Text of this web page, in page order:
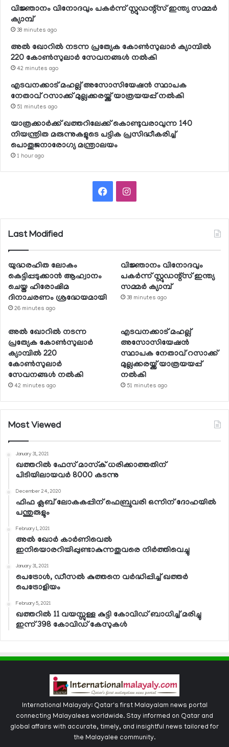
വിജ്ഞാനം വിനോദവും പകര്‍ന്ന് സ്റ്റുഡന്റ്‌സ് ഇന്ത്യ സമ്മര്‍
ക്യാമ്പ്
38 minutes ago
അല്‍ ഖോറില്‍ നടന്ന പ്രത്യേക കോണ്‍സുലാര്‍ ക്യാമ്പില്‍
220 കോണ്‍സുലാര്‍ സേവനങ്ങള്‍ നല്‍കി
42 minutes ago
എടവനക്കാട് മഹല്ല് അസോസിയേഷന്‍ സ്ഥാപക
നേതാവ് റസാക്ക് മുല്ലക്കരയ്ക്ക് യാത്രയയപ്പ് നല്‍കി
51 minutes ago
യാത്രക്കാര്‍ക്ക് ഖത്തറിലേക്ക് കൊണ്ടുവരാവുന്ന 140
നിയന്ത്രിത മരുന്നുകളുടെ പട്ടിക പ്രസിദ്ധീകരിച്ച്
പൊതുജനാരോഗ്യ മന്ത്രാലയം
1 hour ago
FacebookInstagram
Last Modified
യുദ്ധരഹിത ലോകം
കെട്ടിപ്പടുക്കാന്‍ ആഹ്വാനം
ചെയ്ത ഹിരോഷിമ
ദിനാചരണം ശ്രദ്ധേയമായി
26 minutes ago
വിജ്ഞാനം വിനോദവും
പകര്‍ന്ന് സ്റ്റുഡന്റ്‌സ് ഇന്ത്യ
സമ്മര്‍ ക്യാമ്പ്
38 minutes ago
അല്‍ ഖോറില്‍ നടന്ന
പ്രത്യേക കോണ്‍സുലാര്‍
ക്യാമ്പില്‍ 220
കോണ്‍സുലാര്‍
സേവനങ്ങള്‍ നല്‍കി
42 minutes ago
എടവനക്കാട് മഹല്ല്
അസോസിയേഷന്‍
സ്ഥാപക നേതാവ് റസാക്ക്
മുല്ലക്കരയ്ക്ക് യാത്രയയപ്പ്
നല്‍കി
51 minutes ago
Most Viewed
January 31, 2021
ഖത്തറില്‍ ഫേസ് മാസ്‌ക് ധരിക്കാത്തതിന്
പിടിയിലായവര്‍ 8000 കടന്നു
December 24, 2020
ഫിഫ ക്ലബ് ലോകകപ്പിന് ഫെബ്രുവരി ഒന്നിന് ദോഹയില്‍
പന്തുരുളും
February 1, 2021
അല്‍ ഖോര്‍ കാര്‍ണിവെല്‍
ഇനിയൊരറിയിപ്പുണ്ടാകുന്നതുവരെ നിര്‍ത്തിവെച്ചു
January 31, 2021
പെട്രോള്‍, ഡീസല്‍ കുത്തനെ വര്‍ദ്ധിപ്പിച്ച് ഖത്തര്‍
പെട്രോളിയം
February 5, 2021
ഖത്തറില്‍ 11 വയസ്സുള്ള കുട്ടി കോവിഡ് ബാധിച്ച് മരിച്ചു
ഇന്ന് 398 കോവിഡ് കേസുകള്‍
International Malayaly: Qatar's first Malayalam news portal
connecting Malayalees worldwide. Stay informed on Qatar and
global affairs with accurate, timely, and insightful news tailored for
the Malayalee community.